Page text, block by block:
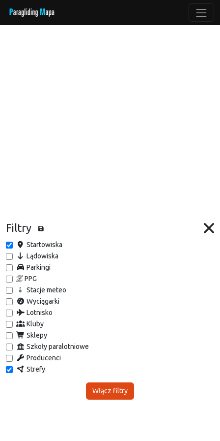
Filtry
Startowiska
Lądowiska
Parkingi
PPG
Stacje meteo
Wyciągarki
Lotnisko
Kluby
Sklepy
Szkoły paralotniowe
Producenci
Strefy
Włącz filtry